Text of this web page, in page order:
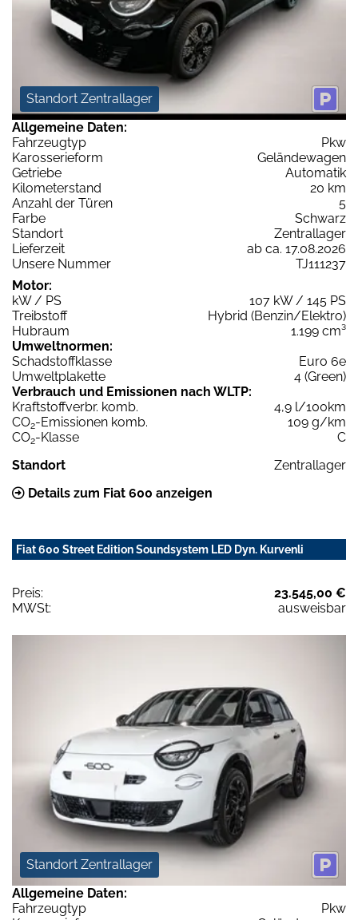
Standort Zentrallager
Allgemeine Daten:
Fahrzeugtyp
Pkw
Karosserieform
Geländewagen
Getriebe
Automatik
Kilometerstand
20 km
Anzahl der Türen
5
Farbe
Schwarz
Standort
Zentrallager
Lieferzeit
ab ca. 17.08.2026
Unsere Nummer
TJ111237
Motor:
kW / PS
107 kW / 145 PS
Treibstoff
Hybrid (Benzin/Elektro)
Hubraum
1.199 cm³
Umweltnormen:
Schadstoffklasse
Euro 6e
Umweltplakette
4 (Green)
Verbrauch und Emissionen nach WLTP:
Kraftstoffverbr. komb.
4,9 l/100km
CO2-Emissionen komb.
109 g/km
CO2-Klasse
C
Standort
Zentrallager
Details zum Fiat 600 anzeigen
Fiat 600 Street Edition Soundsystem LED Dyn. Kurvenli
Preis:
23.545,00 €
MWSt:
ausweisbar
Standort Zentrallager
Allgemeine Daten:
Fahrzeugtyp
Pkw